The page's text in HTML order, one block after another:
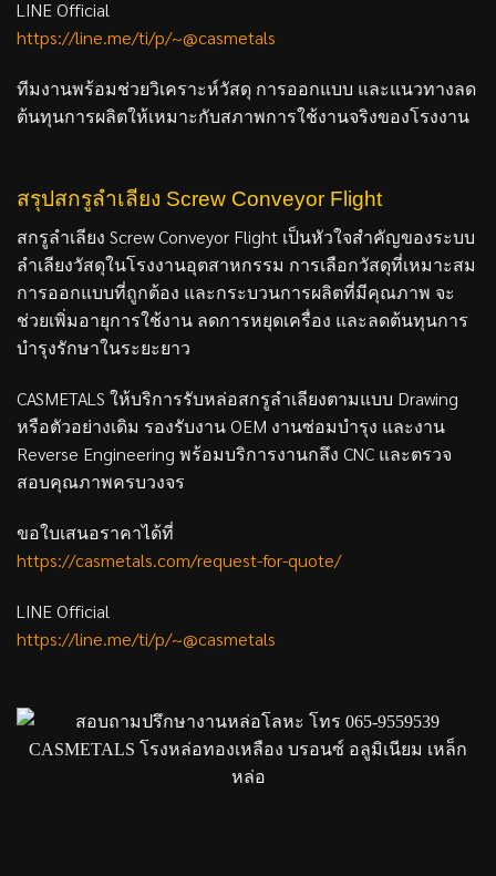
LINE Official
https://line.me/ti/p/~@casmetals
ทีมงานพร้อมช่วยวิเคราะห์วัสดุ การออกแบบ และแนวทางลด
ต้นทุนการผลิตให้เหมาะกับสภาพการใช้งานจริงของโรงงาน
สรุปสกรูลำเลียง Screw Conveyor Flight
สกรูลำเลียง Screw Conveyor Flight เป็นหัวใจสำคัญของระบบ
ลำเลียงวัสดุในโรงงานอุตสาหกรรม การเลือกวัสดุที่เหมาะสม
การออกแบบที่ถูกต้อง และกระบวนการผลิตที่มีคุณภาพ จะ
ช่วยเพิ่มอายุการใช้งาน ลดการหยุดเครื่อง และลดต้นทุนการ
บำรุงรักษาในระยะยาว
CASMETALS ให้บริการรับหล่อสกรูลำเลียงตามแบบ Drawing
หรือตัวอย่างเดิม รองรับงาน OEM งานซ่อมบำรุง และงาน
Reverse Engineering พร้อมบริการงานกลึง CNC และตรวจ
สอบคุณภาพครบวงจร
ขอใบเสนอราคาได้ที่
https://casmetals.com/request-for-quote/
LINE Official
https://line.me/ti/p/~@casmetals